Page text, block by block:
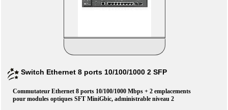
Switch Ethernet 8 ports 10/100/1000 2 SFP
Commutateur Ethernet 8 ports 10/100/1000 Mbps + 2 emplacements
pour modules optiques SFT MiniGbic, administrable niveau 2